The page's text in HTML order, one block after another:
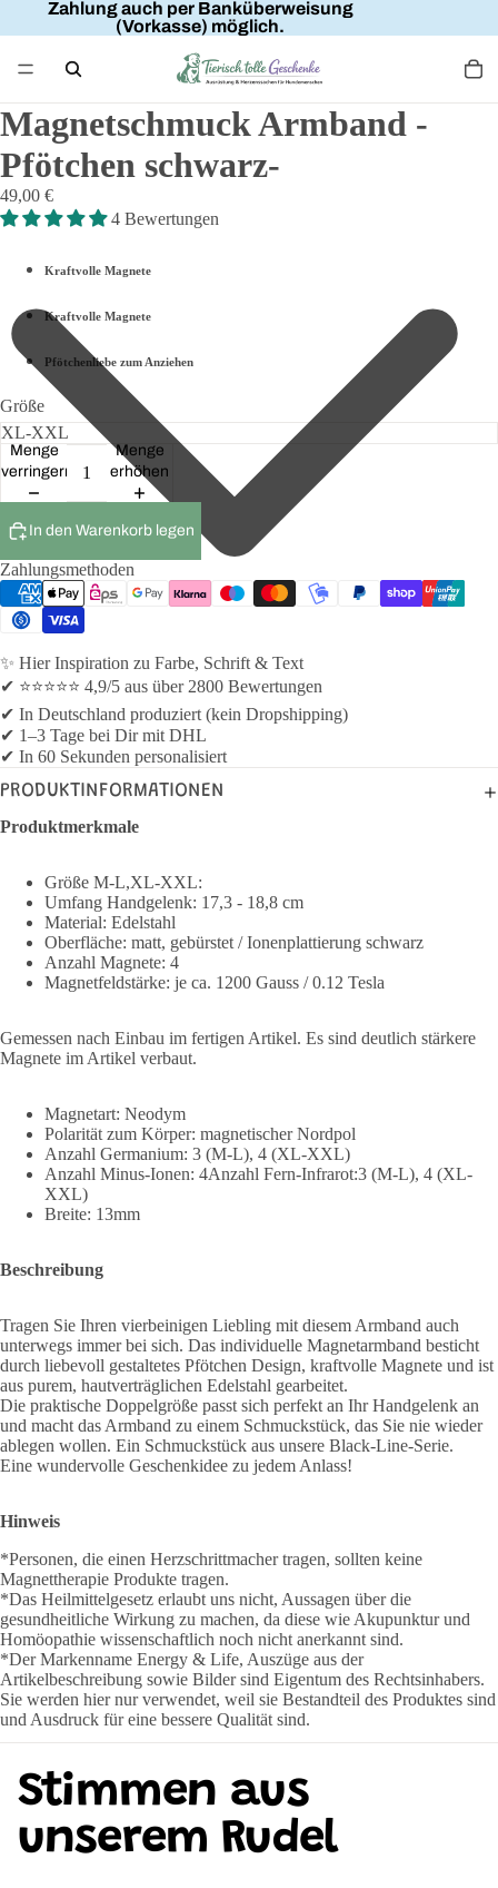
Zahlung auch per Banküberweisung
(Vorkasse) möglich.
Magnetschmuck Armband -
Pfötchen schwarz-
49,00 €
4 Bewertungen
Kraftvolle Magnete
Kraftvolle Magnete
Pfötchenliebe zum Anziehen
Größe
Menge
verringern
Menge
erhöhen
In den Warenkorb legen
Zahlungsmethoden
✨ Hier Inspiration zu Farbe, Schrift & Text
✔ ⭐⭐⭐⭐⭐ 4,9/5 aus über 2800 Bewertungen
✔ In Deutschland produziert (kein Dropshipping)
✔ 1–3 Tage bei Dir mit DHL
✔ In 60 Sekunden personalisiert
PRODUKTINFORMATIONEN
Produktmerkmale
Größe M-L,XL-XXL:
Umfang Handgelenk: 17,3 - 18,8 cm
Material: Edelstahl
Oberfläche: matt, gebürstet / Ionenplattierung schwarz
Anzahl Magnete: 4
Magnetfeldstärke: je ca. 1200 Gauss / 0.12 Tesla
Gemessen nach Einbau im fertigen Artikel. Es sind deutlich stärkere
Magnete im Artikel verbaut.
Magnetart: Neodym
Polarität zum Körper: magnetischer Nordpol
Anzahl Germanium: 3 (M-L), 4 (XL-XXL)
Anzahl Minus-Ionen: 4Anzahl Fern-Infrarot:3 (M-L), 4 (XL-
XXL)
Breite: 13mm
Beschreibung
Tragen Sie Ihren vierbeinigen Liebling mit diesem Armband auch
unterwegs immer bei sich. Das individuelle Magnetarmband besticht
durch liebevoll gestaltetes Pfötchen Design, kraftvolle Magnete und ist
aus purem, hautverträglichen Edelstahl gearbeitet.
Die praktische Doppelgröße passt sich perfekt an Ihr Handgelenk an
und macht das Armband zu einem Schmuckstück, das Sie nie wieder
ablegen wollen. Ein Schmuckstück aus unsere Black-Line-Serie.
Eine wundervolle Geschenkidee zu jedem Anlass!
Hinweis
*Personen, die einen Herzschrittmacher tragen, sollten keine
Magnettherapie Produkte tragen.
*Das Heilmittelgesetz erlaubt uns nicht, Aussagen über die
gesundheitliche Wirkung zu machen, da diese wie Akupunktur und
Homöopathie wissenschaftlich noch nicht anerkannt sind.
*Der Markenname Energy & Life, Auszüge aus der
Artikelbeschreibung sowie Bilder sind Eigentum des Rechtsinhabers.
Sie werden hier nur verwendet, weil sie Bestandteil des Produktes sind
und Ausdruck für eine bessere Qualität sind.
Stimmen aus
unserem Rudel